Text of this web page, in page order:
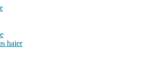
haier